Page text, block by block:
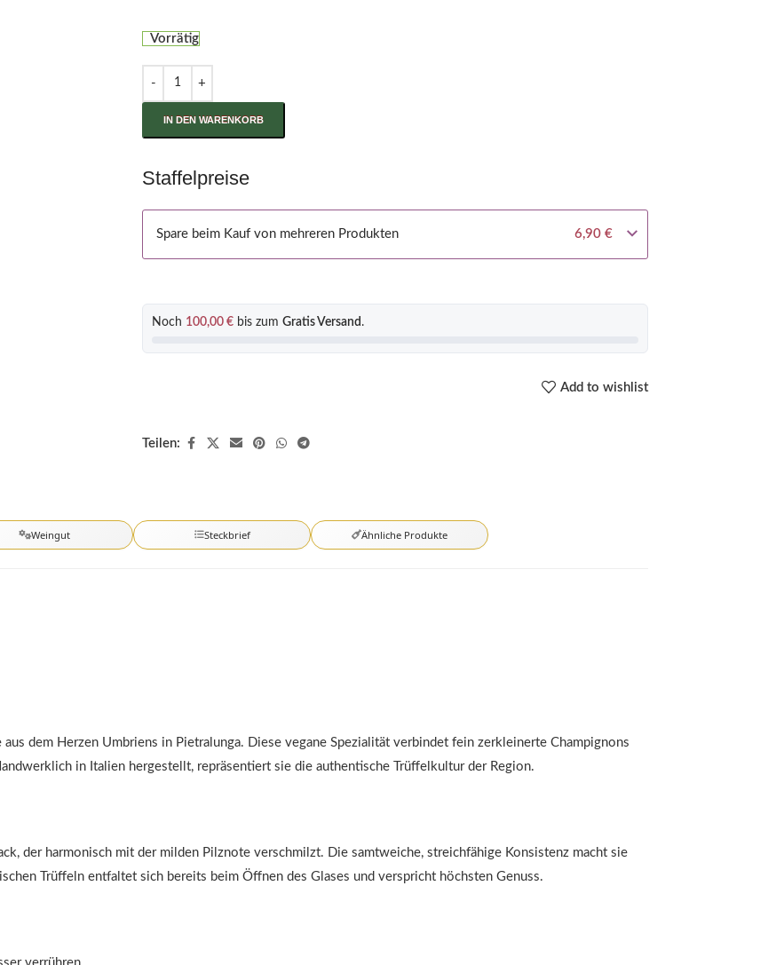
Vorrätig
IN DEN WARENKORB
Staffelpreise
Spare beim Kauf von mehreren Produkten 6,90 €
Noch 100,00 € bis zum Gratis Versand .
Add to wishlist
Teilen:
Weingut Steckbrief Ähnliche Produkte
dem Herzen Umbriens in Pietralunga. Diese vegane Spezialität verbindet fein zerkleinerte Champignons
in Italien hergestellt, repräsentiert sie die authentische Trüffelkultur der Region.
der harmonisch mit der milden Pilznote verschmilzt. Die samtweiche, streichfähige Konsistenz macht sie
Trüffeln entfaltet sich bereits beim Öffnen des Glases und verspricht höchsten Genuss.
verrühren